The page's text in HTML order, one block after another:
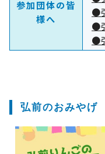
参加団体の皆
様へ
●
●
●
弘前のおみやげ